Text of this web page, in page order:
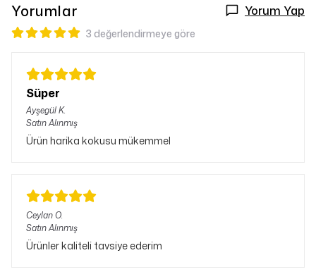
Yorumlar Yorum Yap
3 değerlendirmeye göre
Süper
AyşegülK.
Satın Alınmış
Ürün harika kokusu mükemmel
CeylanO.
Satın Alınmış
Ürünler kaliteli tavsiye ederim